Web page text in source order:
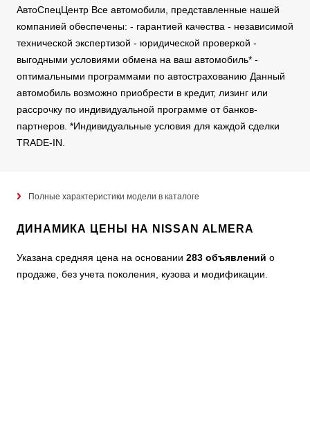
АвтоСпецЦентр Все автомобили, представленные нашей
компанией обеспечены: - гарантией качества - независимой
технической экспертизой - юридической проверкой -
выгодными условиями обмена на ваш автомобиль* -
оптимальными программами по автострахованию Данный
автомобиль возможно приобрести в кредит, лизинг или
рассрочку по индивидуальной программе от банков-
партнеров. *Индивидуальные условия для каждой сделки
TRADE-IN.
Полные характеристики модели в каталоге
ДИНАМИКА ЦЕНЫ НА NISSAN ALMERA
Указана средняя цена на основании 283 объявлений о
продаже, без учета поколения, кузова и модификации.